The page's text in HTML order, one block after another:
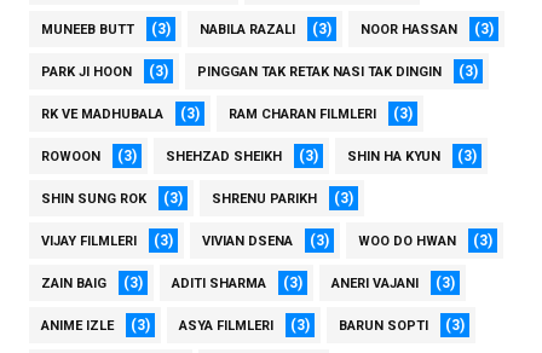
MUNEEB BUTT (3) NABILA RAZALI (3) NOOR HASSAN (3)
PARK JI HOON (3) PINGGAN TAK RETAK NASI TAK DINGIN (3)
RK VE MADHUBALA (3) RAM CHARAN FILMLERI (3)
ROWOON (3) SHEHZAD SHEIKH (3) SHIN HA KYUN (3)
SHIN SUNG ROK (3) SHRENU PARIKH (3)
VIJAY FILMLERI (3) VIVIAN DSENA (3) WOO DO HWAN (3)
ZAIN BAIG (3) ADITI SHARMA (3) ANERI VAJANI (3)
ANIME IZLE (3) ASYA FILMLERI (3) BARUN SOPTI (3)